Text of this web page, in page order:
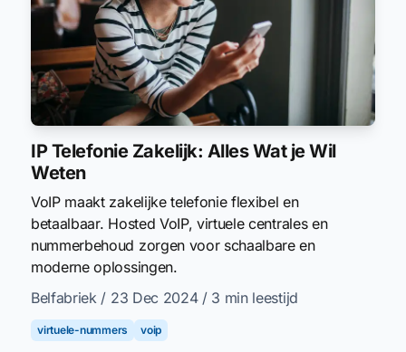
IP Telefonie Zakelijk: Alles Wat je Wil
Weten
VoIP maakt zakelijke telefonie flexibel en
betaalbaar. Hosted VoIP, virtuele centrales en
nummerbehoud zorgen voor schaalbare en
moderne oplossingen.
Belfabriek / 23 Dec 2024 / 3 min leestijd
virtuele-nummers voip